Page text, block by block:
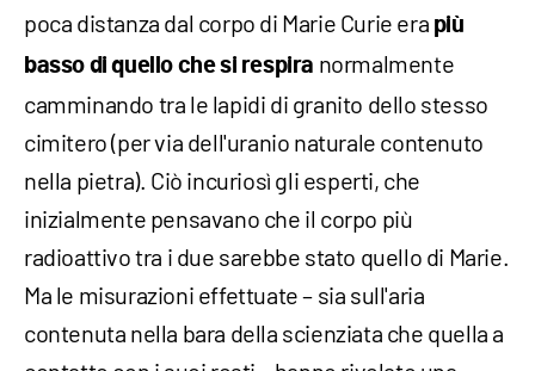
poca distanza dal corpo di Marie Curie era più
basso di quello che si respira normalmente
camminando tra le lapidi di granito dello stesso
cimitero (per via dell'uranio naturale contenuto
nella pietra). Ciò incuriosì gli esperti, che
inizialmente pensavano che il corpo più
radioattivo tra i due sarebbe stato quello di Marie.
Ma le misurazioni effettuate – sia sull'aria
contenuta nella bara della scienziata che quella a